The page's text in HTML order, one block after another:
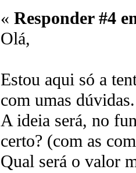
« Responder #4
Olá,
Estou aqui só a
com umas dúvidas.
A ideia será, no
certo? (com as
Qual será o valor